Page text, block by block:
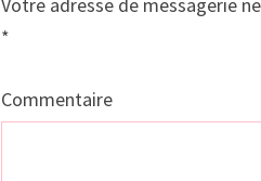
*
Commentaire